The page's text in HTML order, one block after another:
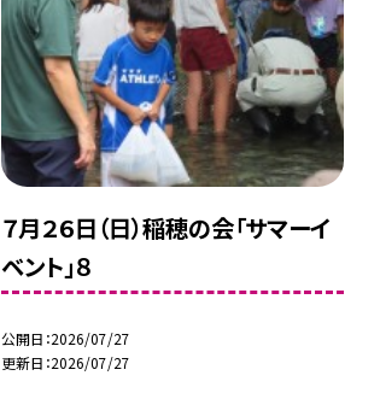
７月２６日（日）稲穂の会「サマーイ
ベント」８
公開日 2026/07/27
更新日 2026/07/27